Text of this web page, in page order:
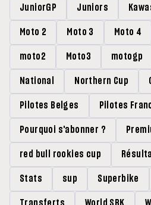
JuniorGP Juniors
Moto 2 Moto 3 Moto 4
moto2 Moto3 motogp
National Northern Cup
Pilotes Belges Pilotes
Pourquoi s'abonner ?
red bull rookies cup
Stats sup Superbike